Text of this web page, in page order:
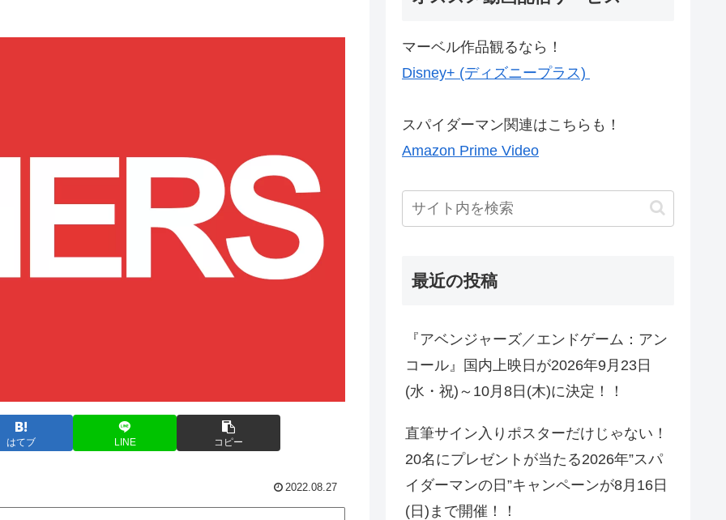
はてブ LINE コピー
2022.08.27
マーベル作品観るなら！
Disney+ (ディズニープラス)
スパイダーマン関連はこちらも！
Amazon Prime Video
最近の投稿
『アベンジャーズ／エンドゲーム：アン
コール』国内上映日が2026年9月23日
(水・祝)～10月8日(木)に決定！！
直筆サイン入りポスターだけじゃない！
20名にプレゼントが当たる2026年”スパ
イダーマンの日”キャンペーンが8月16日
(日)まで開催！！